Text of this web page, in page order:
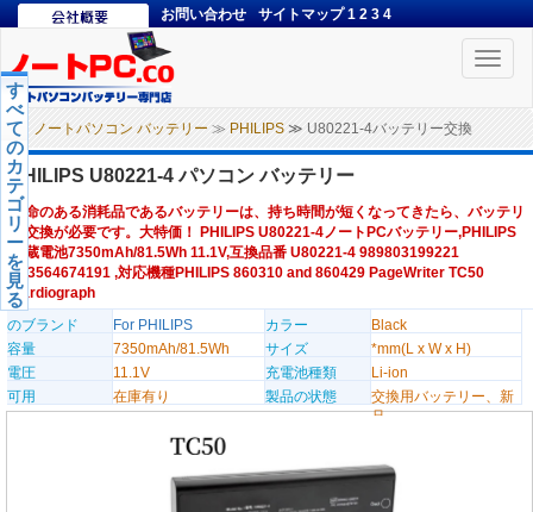
お問い合わせ サイトマップ 1 2 3 4
Toggle
ノートパソコン バッテリー ≫ PHILIPS ≫ U80221-4バッテリー交換
す
べ
て
の
カ
テ
ゴ
リ
ー
を
見
る
PHILIPS U80221-4 パソコン バッテリー
寿命のある消耗品であるバッテリーは、持ち時間が短くなってきたら、バッテリ
ー交換が必要です。大特価！ PHILIPS U80221-4ノートPCバッテリー,PHILIPS
内蔵電池7350mAh/81.5Wh 11.1V,互換品番 U80221-4 989803199221
453564674191 ,対応機種PHILIPS 860310 and 860429 PageWriter TC50
Cardiograph
のブランド
For PHILIPS カラー
Black
容量
7350mAh/81.5Wh サイズ
*mm(L x W x H)
電圧
11.1V 充電池種類
Li-ion
可用
在庫有り 製品の状態
交換用バッテリー、新
品